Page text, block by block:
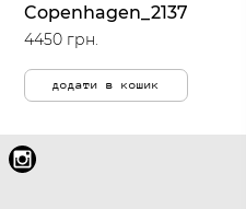
Copenhagen_2137
4450 грн.
додати в кошик